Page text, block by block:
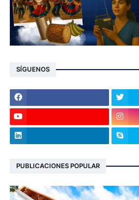
SÍGUENOS
PUBLICACIONES POPULAR